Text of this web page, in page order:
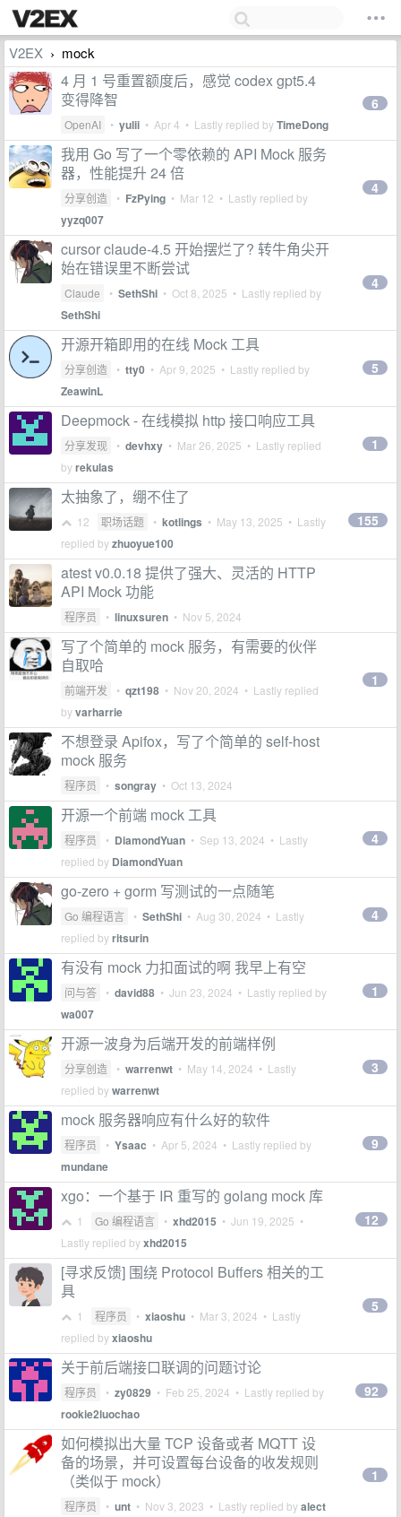
V2EX › mock
4 月 1 号重置额度后，感觉 codex gpt5.4
变得降智
OpenAI • yulii • Apr 4 • Lastly replied byTimeDong
6
我用 Go 写了一个零依赖的 API Mock 服务
器，性能提升 24 倍
分享创造 • FzPying • Mar 12 • Lastly replied by
yyzq007
4
cursor claude-4.5 开始摆烂了? 转牛角尖开
始在错误里不断尝试
Claude • SethShi • Oct 8, 2025 • Lastly replied by
SethShi
4
开源开箱即用的在线 Mock 工具
分享创造 • tty0 • Apr 9, 2025 • Lastly replied by
ZeawinL
5
Deepmock - 在线模拟 http 接口响应工具
分享发现 • devhxy • Mar 26, 2025 • Lastly replied
byrekulas
1
太抽象了，绷不住了
12 职场话题 • kotlings • May 13, 2025 • Lastly
replied byzhuoyue100
155
atest v0.0.18 提供了强大、灵活的 HTTP
API Mock 功能
程序员 • linuxsuren • Nov 5, 2024
写了个简单的 mock 服务，有需要的伙伴
自取哈
前端开发 • qzt198 • Nov 20, 2024 • Lastly replied
byvarharrie
1
不想登录 Apifox，写了个简单的 self-host
mock 服务
程序员 • songray • Oct 13, 2024
开源一个前端 mock 工具
程序员 • DiamondYuan • Sep 13, 2024 • Lastly
replied by DiamondYuan
4
go-zero + gorm 写测试的一点随笔
Go 编程语言 • SethShi • Aug 30, 2024 • Lastly
replied byritsurin
4
有没有 mock 力扣面试的啊 我早上有空
问与答 • david88 • Jun 23, 2024 • Lastly replied by
wa007
1
开源一波身为后端开发的前端样例
分享创造 • warrenwt • May 14, 2024 • Lastly
replied bywarrenwt
3
mock 服务器响应有什么好的软件
程序员 • Ysaac • Apr 5, 2024 • Lastly replied by
mundane
9
xgo：一个基于 IR 重写的 golang mock 库
1 Go 编程语言 • xhd2015 • Jun 19, 2025 •
Lastly replied byxhd2015
12
[寻求反馈] 围绕 Protocol Buffers 相关的工
具
1 程序员 • xiaoshu • Mar 3, 2024 • Lastly
replied byxiaoshu
5
关于前后端接口联调的问题讨论
程序员 • zy0829 • Feb 25, 2024 • Lastly replied by
rookie2luochao
92
如何模拟出大量 TCP 设备或者 MQTT 设
备的场景，并可设置每台设备的收发规则
（类似于 mock）
程序员 • unt • Nov 3, 2023 • Lastly replied byalect
1